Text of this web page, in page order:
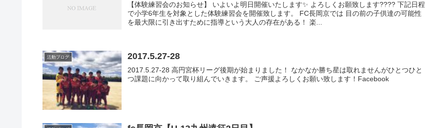
【体験練習会のお知らせ】 いよいよ明日開催いたします✨ よろしくお願致します???? 下記日程
で小学6年生を対象とした体験練習会を開催致します。 FC長岡京では 目の前の子供達の可能性
を最大限に引き出すために指導という大人の存在がある！ 楽...
活動ブログ 2017.5.27-28
2017.5.27-28 高円宮杯リーグ後期が始まりました！ なかなか勝ち星は取れませんがひとつひと
つ課題に向かって取り組んでいきます。 ご声援よろしくお願い致します！Facebook